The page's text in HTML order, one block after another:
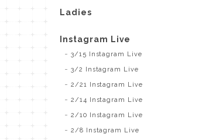
Ladies
Instagram Live
3/15 Instagram Live
3/2 Instagram Live
2/21 Instagram Live
2/14 Instagram Live
2/10 Instagram Live
2/8 Instagram Live